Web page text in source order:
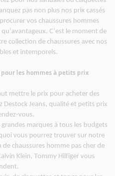
pas non plus nos prix cassés
vos chaussures hommes
qu’avantageux. C’est le moment de
collection de chaussures avec nos
et intemporels.
les hommes à petits prix
mettre le prix pour acheter des
Destock Jeans, qualité et petits prix
vous.
marques à tous les budgets
vous pourrez trouver sur notre
chaussures homme pas cher de
Klein, Tommy Hilfiger vous